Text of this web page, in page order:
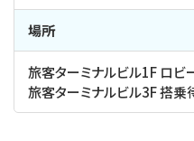
場所
旅客ターミナルビル1F ロビ
旅客ターミナルビル3F 搭乗